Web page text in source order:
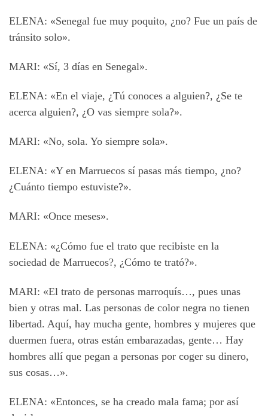
ELENA: «Senegal fue muy poquito, ¿no? Fue un país de
tránsito solo».
MARI: «Sí, 3 días en Senegal».
ELENA: «En el viaje, ¿Tú conoces a alguien?, ¿Se te
acerca alguien?, ¿O vas siempre sola?».
MARI: «No, sola. Yo siempre sola».
ELENA: «Y en Marruecos sí pasas más tiempo, ¿no?
¿Cuánto tiempo estuviste?».
MARI: «Once meses».
ELENA: «¿Cómo fue el trato que recibiste en la
sociedad de Marruecos?, ¿Cómo te trató?».
MARI: «El trato de personas marroquís…, pues unas
bien y otras mal. Las personas de color negra no tienen
libertad. Aquí, hay mucha gente, hombres y mujeres que
duermen fuera, otras están embarazadas, gente… Hay
hombres allí que pegan a personas por coger su dinero,
sus cosas…».
ELENA: «Entonces, se ha creado mala fama; por así